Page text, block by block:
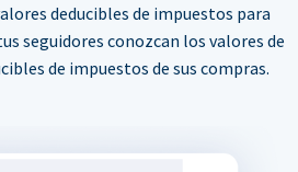
deducibles de impuestos para
seguidores conozcan los valores de
de impuestos de sus compras.